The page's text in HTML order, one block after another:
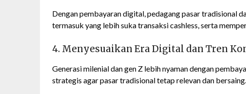
Dengan pembayaran digital, pedagang pasar tradisional
termasuk yang lebih suka transaksi cashless, serta
4. Menyesuaikan Era Digital dan Tren
Generasi milenial dan gen Z lebih nyaman dengan
strategis agar pasar tradisional tetap relevan dan bersaing.